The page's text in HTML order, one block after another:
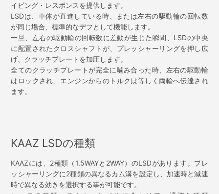
イビング・レスポンスを提供します。
LSDは、車体が直進している時、または左右の駆動輪の回転数
が同じ場合、標準的なデフとして機能します。
一旦、左右の駆動輪の回転数に差動が生じた瞬間、LSDの中央
に配置されたクロスシャフトが、プレッシャーリングを押し広
げ、クラッチプレートを加圧します。
全てのクラッチプレートが完全に噛み合った時、左右の駆動輪
はロックされ、エンジンからのトルクは等しく両輪へ伝達され
ます。
KAAZ LSDの種類
KAAZには、2種類（1.5WAYと2WAY）のLSDがあります。プレ
ッシャーリングに2種類の異なるカム溝を設定し、加速時と減速
時で異なる効きを選択する事が可能です。